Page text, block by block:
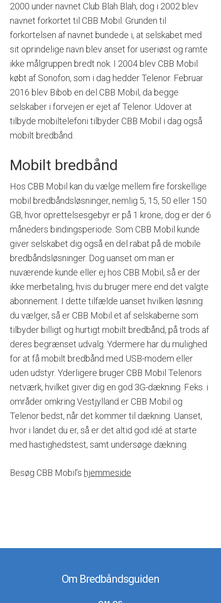
2000 under navnet Club Blah Blah, dog i 2002 blev
navnet forkortet til CBB Mobil. Grunden til
forkortelsen af navnet bundede i, at selskabet med
sit oprindelige navn blev anset for useriøst og ramte
ikke målgruppen bredt nok. I 2004 blev CBB Mobil
købt af Sonofon, som i dag hedder Telenor. Februar
2016 blev Bibob en del CBB Mobil, da begge
selskaber i forvejen er ejet af Telenor. Udover at
tilbyde mobiltelefoni tilbyder CBB Mobil i dag også
mobilt bredbånd.
Mobilt bredbånd
Hos CBB Mobil kan du vælge mellem fire forskellige
mobil bredbåndsløsninger, nemlig 5, 15, 50 eller 150
GB, hvor oprettelsesgebyr er på 1 krone, dog er der 6
måneders bindingsperiode. Som CBB Mobil kunde
giver selskabet dig også en del rabat på de mobile
bredbåndsløsninger. Dog uanset om man er
nuværende kunde eller ej hos CBB Mobil, så er der
ikke merbetaling, hvis du bruger mere end det valgte
abonnement. I dette tilfælde uanset hvilken løsning
du vælger, så er CBB Mobil et af selskaberne som
tilbyder billigt og hurtigt mobilt bredbånd, på trods af
deres begrænset udvalg. Ydermere har du mulighed
for at få mobilt bredbånd med USB-modem eller
uden udstyr. Yderligere bruger CBB Mobil Telenors
netværk, hvilket giver dig en god 3G-dækning. F.eks. i
områder omkring Vestjylland er CBB Mobil og
Telenor bedst, når det kommer til dækning. Uanset,
hvor i landet du er, så er det altid god idé at starte
med hastighedstest, samt undersøge dækning.
Besøg CBB Mobil’s hjemmeside
Om Bredbåndsguiden